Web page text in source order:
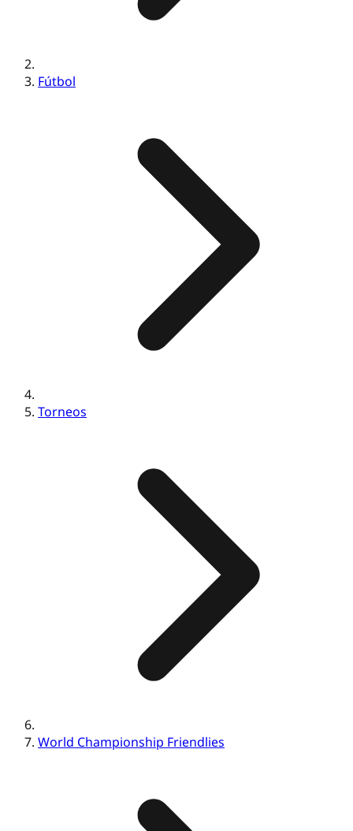
Fútbol
Torneos
World Championship Friendlies